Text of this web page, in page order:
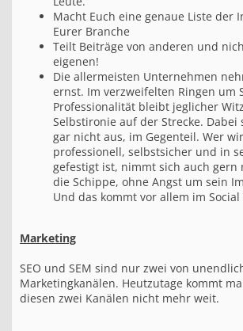
Macht Euch eine genaue Liste der
Eurer Branche
Teilt Beiträge von anderen und
eigenen!
Die allermeisten Unternehmen
ernst. Im verzweifelten Ringen um
Professionalität bleibt jeglicher
Selbstironie auf der Strecke. Dabei
gar nicht aus, im Gegenteil. Wer
professionell, selbstsicher und in
gefestigt ist, nimmt sich auch gern
die Schippe, ohne Angst um sein
Und das kommt vor allem im
Marketing
SEO und SEM sind nur zwei von
Marketingkanälen. Heutzutage kommt
diesen zwei Kanälen nicht mehr weit.